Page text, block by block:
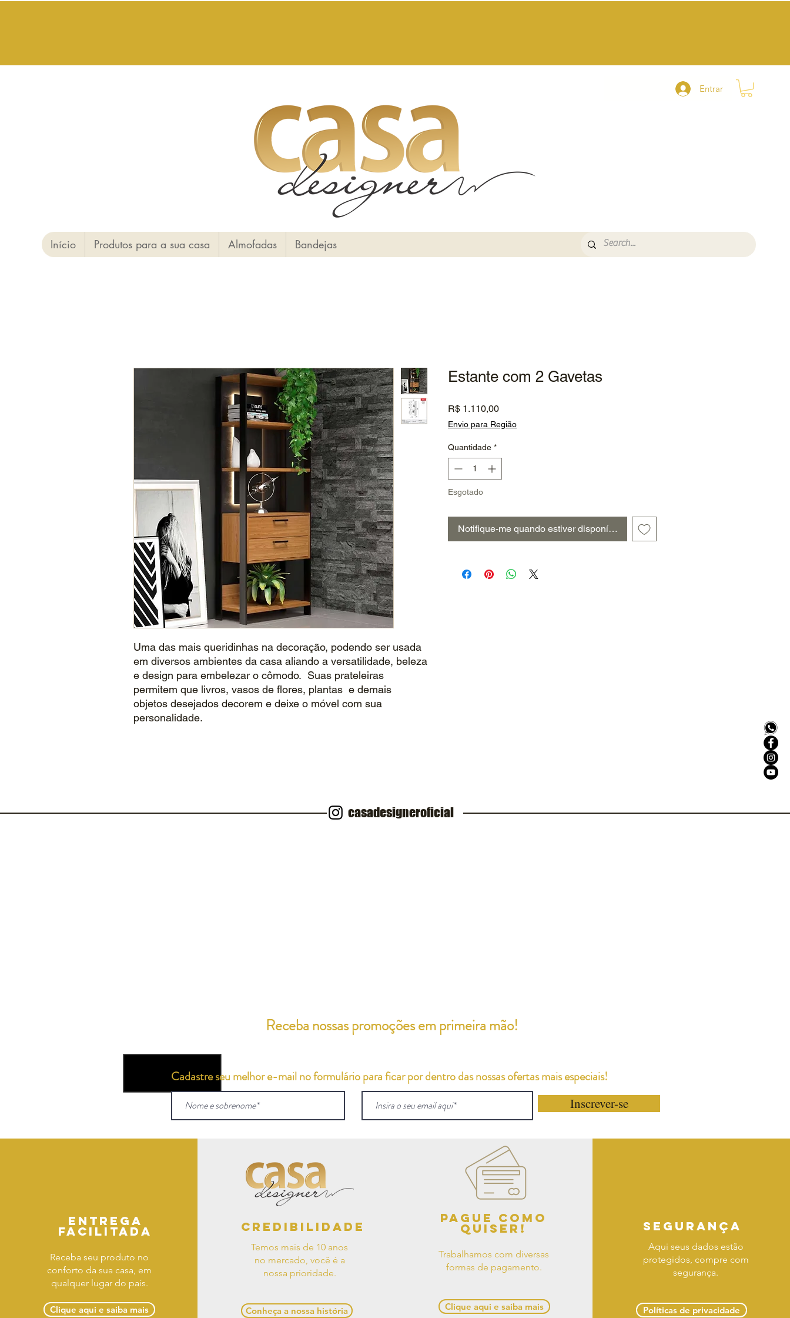
Entrar
Início Produtos para a sua casa Almofadas Bandejas
Uma das mais queridinhas na decoração, podendo ser usada
em diversos ambientes da casa aliando a versatilidade, beleza
e design para embelezar o cômodo. Suas prateleiras
permitem que livros, vasos de flores, plantas e demais
objetos desejados decorem e deixe o móvel com sua
personalidade.
Estante com 2 Gavetas
R$ 1.110,00Preço
Envio para Região
Quantidade *
Esgotado
Notifique-me quando estiver disponível
casadesigneroficial
Inscrever-se
Cadastre seu melhor e-mail no formulário para ficar por dentro das nossas ofertas mais especiais!
Receba nossas promoções em primeira mão!
Entrega
facilitada
Receba seu produto no
conforto da sua casa, em
qualquer lugar do país.
Clique aqui e saiba mais
Credibilidade
Temos mais de 10 anos
no mercado, você é a
nossa prioridade.
Conheça a nossa história
Pague como
quiser!
Trabalhamos com diversas
formas de pagamento.
Clique aqui e saiba mais
segurança
Aqui seus dados estão
protegidos, compre com
segurança.
Políticas de privacidade